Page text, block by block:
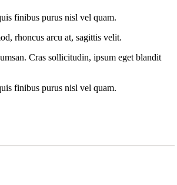
finibus purus nisl vel quam.
rhoncus arcu at, sagittis velit.
Cras sollicitudin, ipsum eget blandit
finibus purus nisl vel quam.